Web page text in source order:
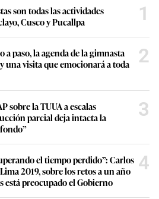
son todas las actividades
Cusco y Pucallpa
1
a paso, la agenda de la gimnasta
una visita que emocionará a toda
2
sobre la TUUA a escalas
parcial deja intacta la
3
el tiempo perdido”: Carlos
2019, sobre los retos a un año
está preocupado el Gobierno
4